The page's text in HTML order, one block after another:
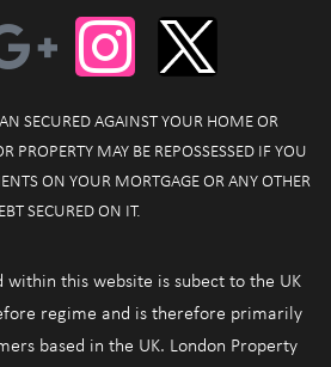
SECURED AGAINST YOUR HOME OR
PROPERTY MAY BE REPOSSESSED IF YOU
ON YOUR MORTGAGE OR ANY OTHER
SECURED ON IT.
within this website is subect to the UK
regime and is therefore primarily
based in the UK. London Property